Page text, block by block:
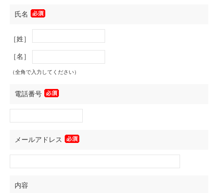
氏名
［姓］
［名］
（全角で入力してください）
電話番号
メールアドレス
内容